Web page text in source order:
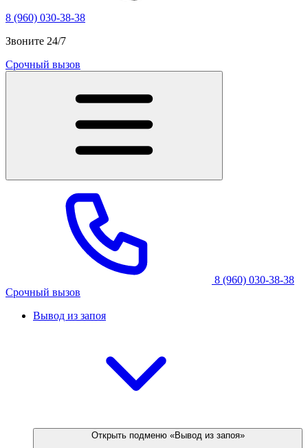
8 (960) 030-38-38
Звоните 24/7
Срочный вызов
8 (960) 030-38-38
Срочный вызов
Вывод из запоя
Открыть подменю «Вывод из запоя»